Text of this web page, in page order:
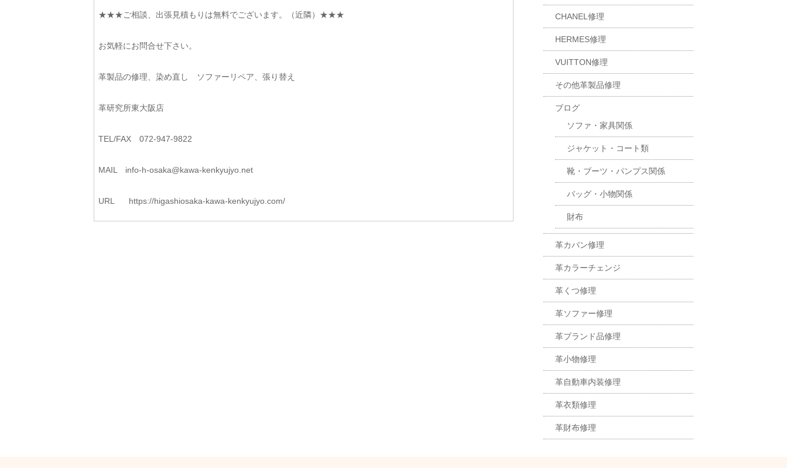
★★★ご相談、出張見積もりは無料でございます。（近隣）★★★
お気軽にお問合せ下さい。
革製品の修理、染め直し ソファーリペア、張り替え
革研究所東大阪店
TEL/FAX 072-947-9822
MAIL info-h-osaka@kawa-kenkyujyo. net
URL https://higashiosaka-kawa-kenkyujyo.com/
CHANEL修理
HERMES修理
VUITTON修理
その他革製品修理
ブログ
ソファ・家具関係
ジャケット・コート類
靴・ブーツ・パンプス関係
バッグ・小物関係
財布
革カバン修理
革カラーチェンジ
革くつ修理
革ソファー修理
革ブランド品修理
革小物修理
革自動車内装修理
革衣類修理
革財布修理